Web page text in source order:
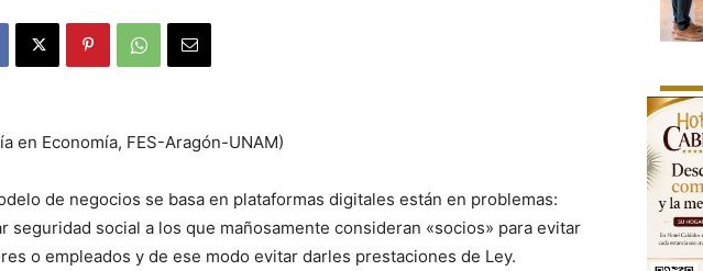
en Economía, FES-Aragón-UNAM)
de negocios se basa en plataformas digitales están en problemas:
seguridad social a los que mañosamente consideran «socios» para evitar
o empleados y de ese modo evitar darles prestaciones de Ley.